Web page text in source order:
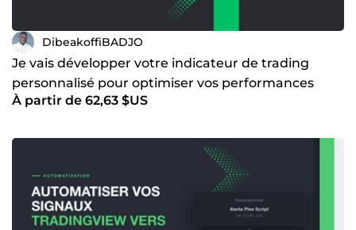
DibeakoffiBADJO
Je vais développer votre indicateur de trading
personnalisé pour optimiser vos performances
À partir de 62,63 $US